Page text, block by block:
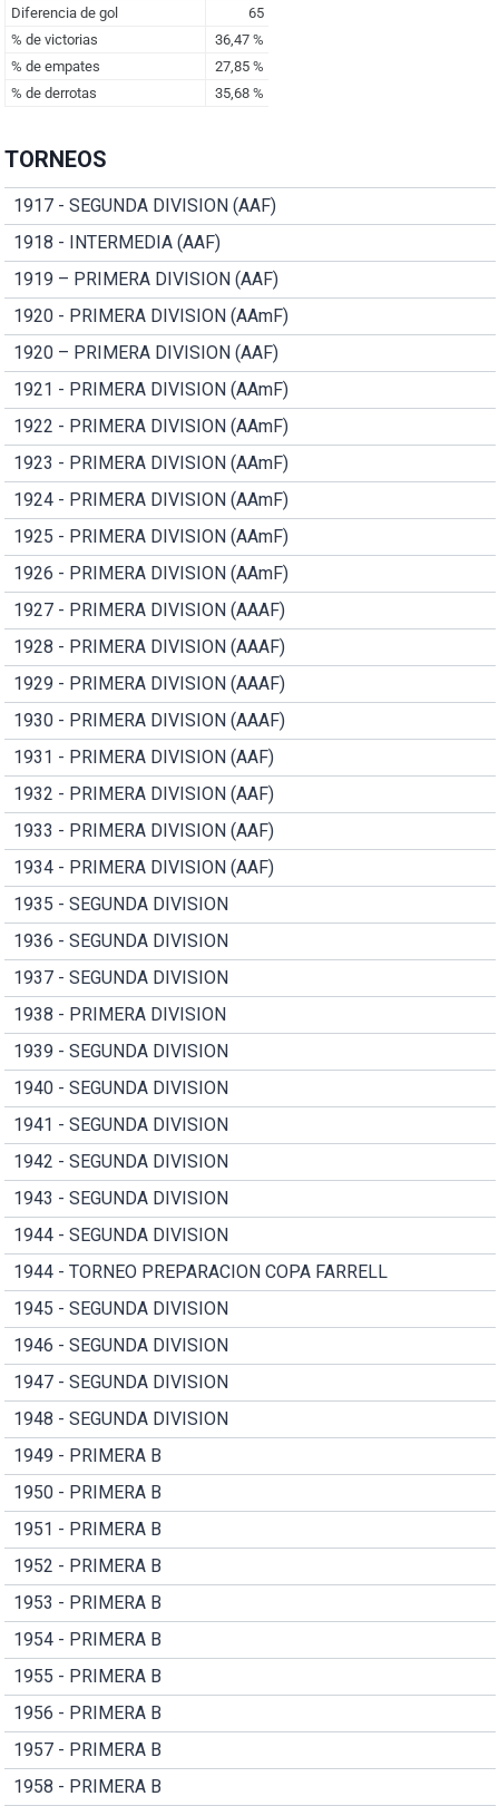
TORNEOS
1917 - SEGUNDA DIVISION (AAF)
1918 - INTERMEDIA (AAF)
1919 – PRIMERA DIVISION (AAF)
1920 - PRIMERA DIVISION (AAmF)
1920 – PRIMERA DIVISION (AAF)
1921 - PRIMERA DIVISION (AAmF)
1922 - PRIMERA DIVISION (AAmF)
1923 - PRIMERA DIVISION (AAmF)
1924 - PRIMERA DIVISION (AAmF)
1925 - PRIMERA DIVISION (AAmF)
1926 - PRIMERA DIVISION (AAmF)
1927 - PRIMERA DIVISION (AAAF)
1928 - PRIMERA DIVISION (AAAF)
1929 - PRIMERA DIVISION (AAAF)
1930 - PRIMERA DIVISION (AAAF)
1931 - PRIMERA DIVISION (AAF)
1932 - PRIMERA DIVISION (AAF)
1933 - PRIMERA DIVISION (AAF)
1934 - PRIMERA DIVISION (AAF)
1935 - SEGUNDA DIVISION
1936 - SEGUNDA DIVISION
1937 - SEGUNDA DIVISION
1938 - PRIMERA DIVISION
1939 - SEGUNDA DIVISION
1940 - SEGUNDA DIVISION
1941 - SEGUNDA DIVISION
1942 - SEGUNDA DIVISION
1943 - SEGUNDA DIVISION
1944 - SEGUNDA DIVISION
1944 - TORNEO PREPARACION COPA FARRELL
1945 - SEGUNDA DIVISION
1946 - SEGUNDA DIVISION
1947 - SEGUNDA DIVISION
1948 - SEGUNDA DIVISION
1949 - PRIMERA B
1950 - PRIMERA B
1951 - PRIMERA B
1952 - PRIMERA B
1953 - PRIMERA B
1954 - PRIMERA B
1955 - PRIMERA B
1956 - PRIMERA B
1957 - PRIMERA B
1958 - PRIMERA B